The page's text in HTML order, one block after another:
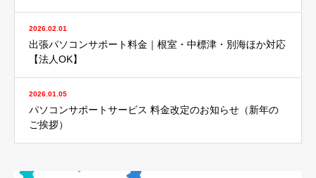
2026.02.01
出張パソコンサポート料金｜根室・中標津・別海ほか対応
【法人OK】
2026.01.05
パソコンサポートサービス 料金改定のお知らせ（新年の
ご挨拶）